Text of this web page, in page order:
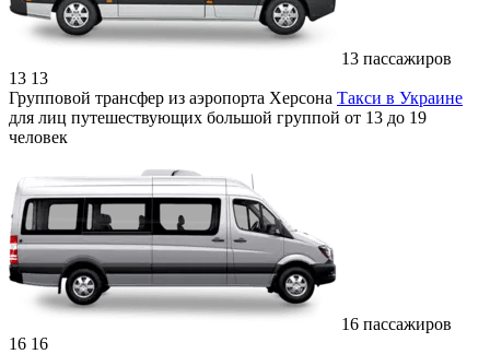
13 пассажиров
13 13
Групповой трансфер из аэропорта Херсона Такси в Украине
для лиц путешествующих большой группой от 13 до 19
человек
16 пассажиров
16 16